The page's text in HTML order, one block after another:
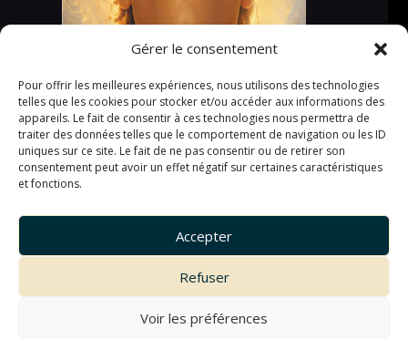
Gérer le consentement
Pour offrir les meilleures expériences, nous utilisons des technologies
telles que les cookies pour stocker et/ou accéder aux informations des
appareils. Le fait de consentir à ces technologies nous permettra de
traiter des données telles que le comportement de navigation ou les ID
uniques sur ce site. Le fait de ne pas consentir ou de retirer son
consentement peut avoir un effet négatif sur certaines caractéristiques
et fonctions.
Accepter
Refuser
Voir les préférences